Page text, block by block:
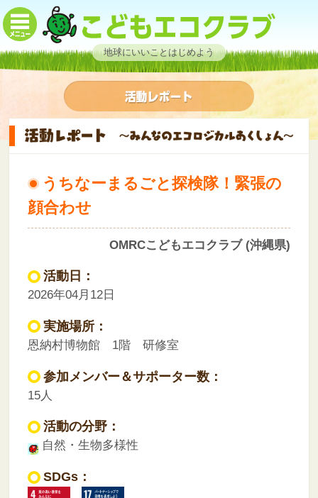
地球にいいことはじめよう
うちなーまるごと探検隊！緊張の
顔合わせ
OMRCこどもエコクラブ (沖縄県)
活動日：
2026年04月12日
実施場所：
恩納村博物館 1階 研修室
参加メンバー＆サポーター数：
15人
活動の分野：
自然・生物多様性
SDGs：